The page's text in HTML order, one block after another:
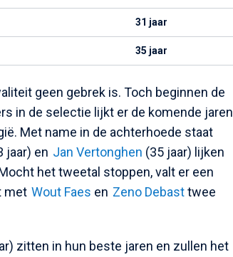
31 jaar
35 jaar
geen gebrek is. Toch beginnen de
in de selectie lijkt er de komende jaren
Met name in de achterhoede staat
jaar) en Jan Vertonghen (35 jaar) lijken
het tweetal stoppen, valt er een
met Wout Faes en Zeno Debasttwee
zitten in hun beste jaren en zullen het